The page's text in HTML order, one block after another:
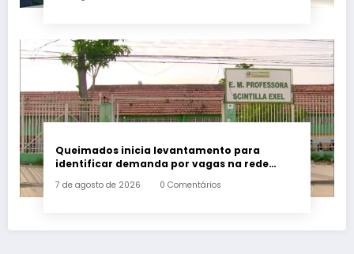
Queimados inicia levantamento para
identificar demanda por vagas na rede
7 de agosto de 2026 0 Comentários